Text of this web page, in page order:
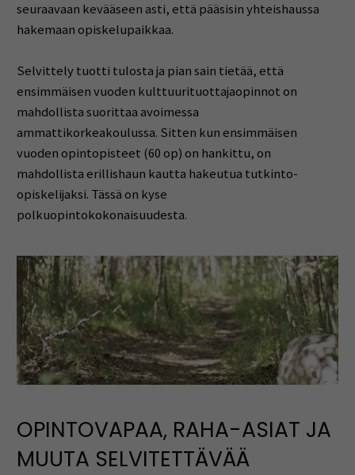
seuraavaan kevääseen asti, että pääsisin yhteishaussa
hakemaan opiskelupaikkaa.
Selvittely tuotti tulosta ja pian sain tietää, että
ensimmäisen vuoden kulttuurituottajaopinnot on
mahdollista suorittaa avoimessa
ammattikorkeakoulussa. Sitten kun ensimmäisen
vuoden opintopisteet (60 op) on hankittu, on
mahdollista erillishaun kautta hakeutua tutkinto-
opiskelijaksi. Tässä on kyse
polkuopintokokonaisuudesta.
OPINTOVAPAA, RAHA-ASIAT JA
MUUTA SELVITETTÄVÄÄ